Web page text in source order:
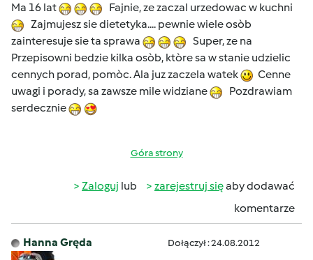
Ma 16 lat
Fajnie, ze zaczal urzedowac w kuchni
Zajmujesz sie dietetyka.... pewnie wiele osòb
zainteresuje sie ta sprawa
Super, ze na
Przepisowni bedzie kilka osòb, ktòre sa w stanie udzielic
cennych porad, pomòc. Ala juz zaczela watek
Cenne
uwagi i porady, sa zawsze mile widziane
Pozdrawiam
serdecznie
Góra strony
Zaloguj lub zarejestruj sięaby dodawać
komentarze
Hanna Gręda Dołączył : 24.08.2012